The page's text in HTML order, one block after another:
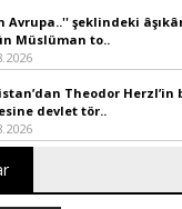
Avrupa..'' şeklindeki
Müslüman to..
Theodor
devlet tör..